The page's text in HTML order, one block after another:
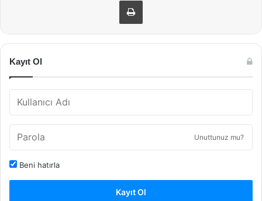
Kayıt Ol
Unuttunuz mu?
Beni hatırla
Kayıt Ol